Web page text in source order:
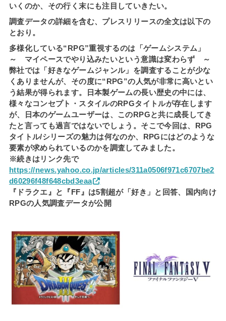
いくのか、その行く末にも注目していきたい。
調査データの詳細を含む、プレスリリースの全文は以下の
とおり。
多様化している“RPG”重視するのは「ゲームシステム」
～ マイペースでやり込みたいという意識は変わらず ～
弊社では「好きなゲームジャンル」を調査することが少な
くありませんが、その度に“RPG”の人気が非常に高いとい
う結果が得られます。日本製ゲームの長い歴史の中には、
様々なコンセプト・スタイルのRPGタイトルが存在します
が、日本のゲームユーザーは、このRPGと共に成長してき
たと言っても過言ではないでしょう。そこで今回は、RPG
タイトル/シリーズの魅力は何なのか、RPGにはどのような
要素が求められているのかを調査してみました。
※続きはリンク先で
https://news.yahoo.co.jp/articles/311a0506f971c6707be2
d60296f48f648cbd3eaa
『ドラクエ』と『FF』は5割超が「好き」と回答、国内向け
RPGの人気調査データが公開